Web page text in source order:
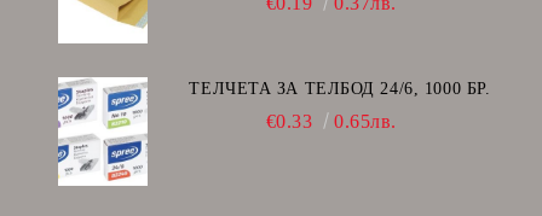
ТЕЛЧЕТА ЗА ТЕЛБОД 24/6, 1000 БР.
€0.33 0.65лв.